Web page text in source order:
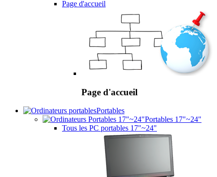
Page d'accueil
Page d'accueil
Portables
Portables 17"~24"
Tous les PC portables 17"~24"